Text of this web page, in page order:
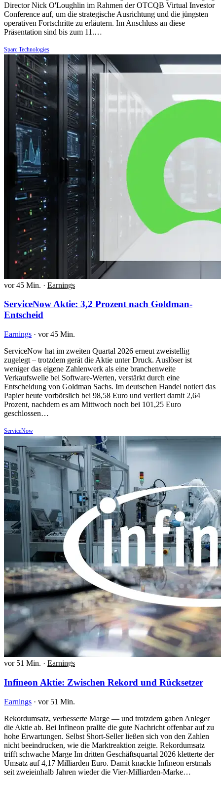
Director Nick O'Loughlin im Rahmen der OTCQB Virtual Investor
Conference auf, um die strategische Ausrichtung und die jüngsten
operativen Fortschritte zu erläutern. Im Anschluss an diese
Präsentation sind bis zum 11.…
Sparc Technologies
vor 45 Min. · Earnings
ServiceNow Aktie: 3,2 Prozent nach Goldman-
Entscheid
Earnings · vor 45 Min.
ServiceNow hat im zweiten Quartal 2026 erneut zweistellig
zugelegt – trotzdem gerät die Aktie unter Druck. Auslöser ist
weniger das eigene Zahlenwerk als eine branchenweite
Verkaufswelle bei Software-Werten, verstärkt durch eine
Entscheidung von Goldman Sachs. Im deutschen Handel notiert das
Papier heute vorbörslich bei 98,58 Euro und verliert damit 2,64
Prozent, nachdem es am Mittwoch noch bei 101,25 Euro
geschlossen…
ServiceNow
vor 51 Min. · Earnings
Infineon Aktie: Zwischen Rekord und Rücksetzer
Earnings · vor 51 Min.
Rekordumsatz, verbesserte Marge — und trotzdem gaben Anleger
die Aktie ab. Bei Infineon prallte die gute Nachricht offenbar auf zu
hohe Erwartungen. Selbst Short-Seller ließen sich von den Zahlen
nicht beeindrucken, wie die Marktreaktion zeigte. Rekordumsatz
trifft schwache Marge Im dritten Geschäftsquartal 2026 kletterte der
Umsatz auf 4,17 Milliarden Euro. Damit knackte Infineon erstmals
seit zweieinhalb Jahren wieder die Vier-Milliarden-Marke…